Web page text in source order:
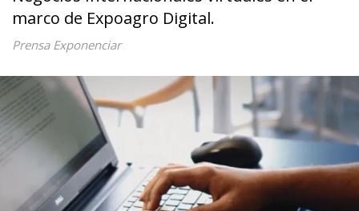
marco de Expoagro Digital.
Prensa Exponenciar